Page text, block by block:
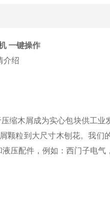
一键操作
缩木屑成为实心包块供工业
颗粒到大尺寸木刨花。我们
压配件，例如：西门子电气